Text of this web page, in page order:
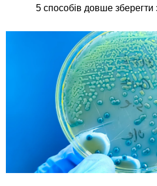
5 способів довше зберегти